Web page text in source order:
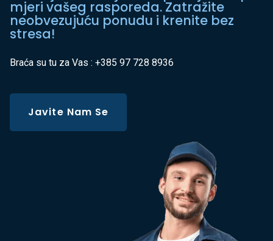
mjeri vašeg rasporeda. Zatražite
neobvezujuću ponudu i krenite bez
stresa!
Braća su tu za Vas : +385 97 728 8936
Javite Nam Se